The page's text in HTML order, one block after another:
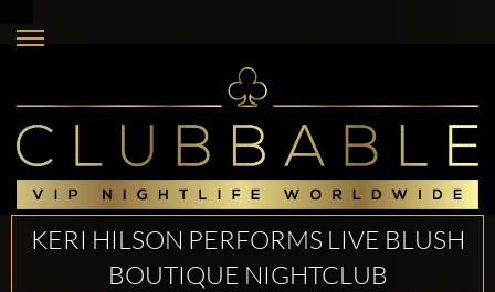
KERI HILSON PERFORMS LIVE BLUSH
BOUTIQUE NIGHTCLUB